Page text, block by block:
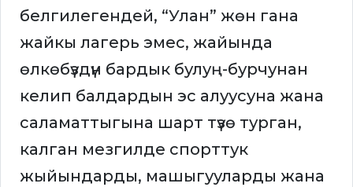
белгилегендей, “Улан” жөн гана
жайкы лагерь эмес, жайында
өлкөбүздүн бардык булуң-бурчунан
келип балдардын эс алуусуна жана
саламаттыгына шарт түзө турган,
калган мезгилде спорттук
жыйындарды, машыгууларды жана